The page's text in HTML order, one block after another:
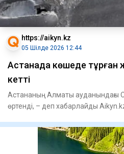
https://aikyn.kz
05 Шілде 2026 12:44
Астанада көшеде тұрған
кетті
Астананың Алматы ауданындағы
өртенді, – деп хабарлайды